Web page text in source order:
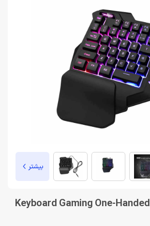
بیشتر
کیبورد گیمینگ Keyboard Gaming One-Handed